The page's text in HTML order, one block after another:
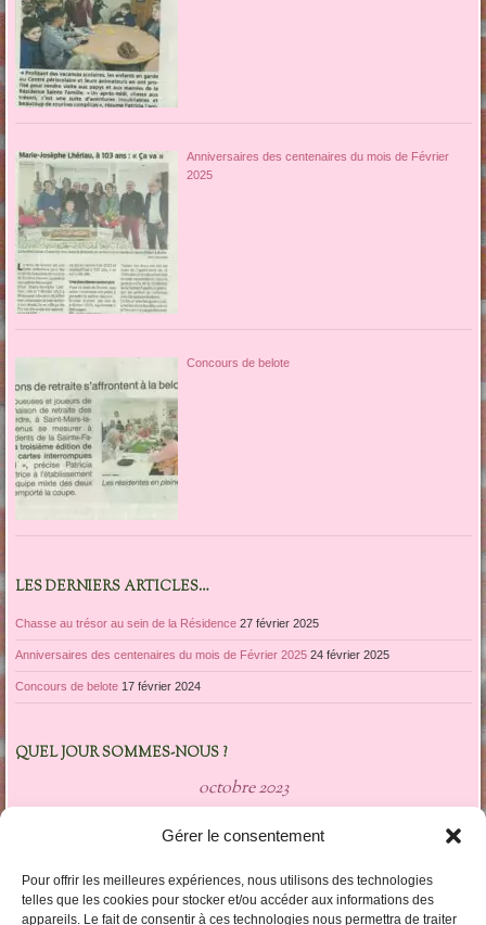
Gérer le consentement
Pour offrir les meilleures expériences, nous utilisons des technologies
telles que les cookies pour stocker et/ou accéder aux informations des
appareils. Le fait de consentir à ces technologies nous permettra de traiter
Anniversaires des centenaires du mois de Février
2025
Concours de belote
LES DERNIERS ARTICLES…
Chasse au trésor au sein de la Résidence 27 février 2025
Anniversaires des centenaires du mois de Février 2025 24 février 2025
Concours de belote 17 février 2024
QUEL JOUR SOMMES-NOUS ?
octobre 2023
9
10 11 12 13 14
15
16
17 18 19 20 21 22